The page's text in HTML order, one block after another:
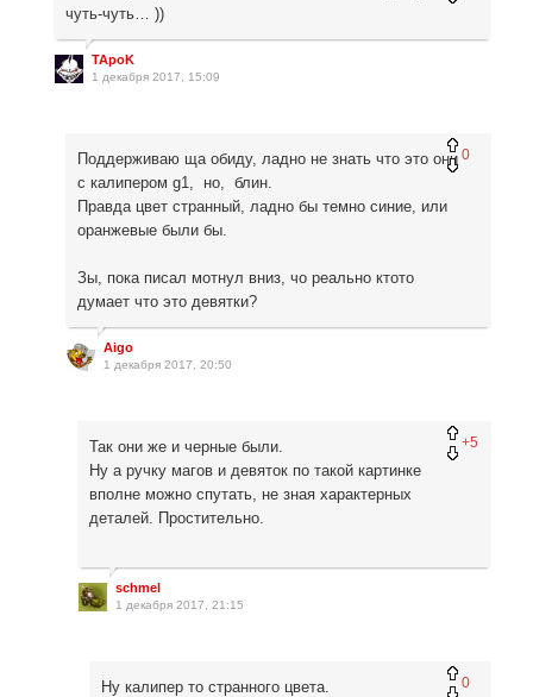
чуть-чуть… ))
TApoK
1 декабря 2017, 15:09
0
Поддерживаю ща обиду, ладно не знать что это они
с калипером g1, но, блин.
Правда цвет странный, ладно бы темно синие, или
оранжевые были бы.
Зы, пока писал мотнул вниз, чо реально ктото
думает что это девятки?
Aigo
1 декабря 2017, 20:50
+5
Так они же и черные были.
Ну а ручку магов и девяток по такой картинке
вполне можно спутать, не зная характерных
деталей. Простительно.
schmel
1 декабря 2017, 21:15
0
Ну калипер то странного цвета.